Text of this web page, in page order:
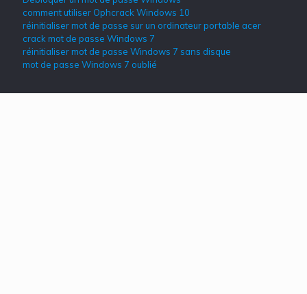
comment utiliser Ophcrack Windows 10
réinitialiser mot de passe sur un ordinateur portable acer
crack mot de passe Windows 7
réinitialiser mot de passe Windows 7 sans disque
mot de passe Windows 7 oublié